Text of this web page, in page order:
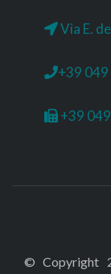
Via E.
+39
+39
© Copyright